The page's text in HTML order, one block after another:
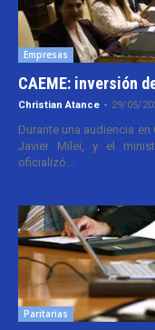
Empresas
CAEME: inversión
Christian Atance - 29/05/
Durante una audiencia
Javier Milei, y el
oficializó...
Paritarias